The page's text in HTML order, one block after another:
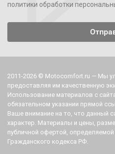
политики обработки
2011-2026 © Motocomfort.ru — Мы
предоставляя им качественную
Использование материалов с
обязательном указании прямой
Ваше внимание на то, что данный
характер. Материалы и цены,
публичной офертой,
Гражданского кодекса РФ.